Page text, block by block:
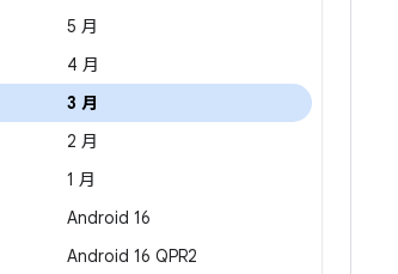
5 月
4 月
3 月
2 月
1 月
Android 16
Android 16 QPR2